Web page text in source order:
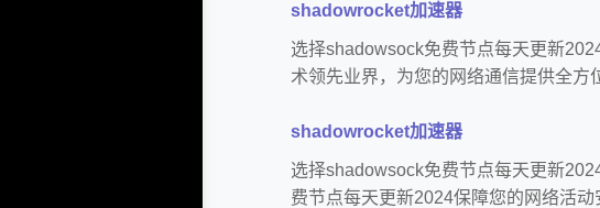
shadowrocket加速器
选择shadowsock免费节点每天更新
术领先业界，为您的网络通信提供全方
shadowrocket加速器
选择shadowsock免费节点每天更新
费节点每天更新2024保障您的网络活动